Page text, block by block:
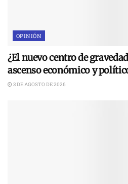
OPINIÓN
¿El nuevo centro de
ascenso económico y
3 DE AGOSTO DE 2026